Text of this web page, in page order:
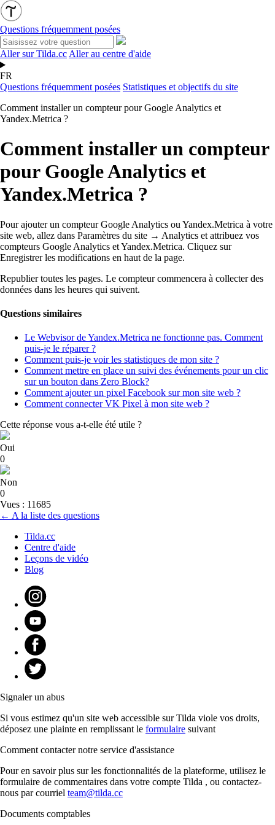
Questions fréquemment posées
Aller sur Tilda.cc Aller au centre d'aide
FR
Questions fréquemment posées Statistiques et objectifs du site
Comment installer un compteur pour Google Analytics et
Yandex.Metrica ?
Comment installer un compteur
pour Google Analytics et
Yandex.Metrica ?
Pour ajouter un compteur Google Analytics ou Yandex.Metrica à votre
site web, allez dans Paramètres du site → Analytics et attribuez vos
compteurs Google Analytics et Yandex.Metrica. Cliquez sur
Enregistrer les modifications en haut de la page.
Republier toutes les pages. Le compteur commencera à collecter des
données dans les heures qui suivent.
Questions similaires
Le Webvisor de Yandex.Metrica ne fonctionne pas. Comment
puis-je le réparer ?
Comment puis-je voir les statistiques de mon site ?
Comment mettre en place un suivi des événements pour un clic
sur un bouton dans Zero Block?
Comment ajouter un pixel Facebook sur mon site web ?
Comment connecter VK Pixel à mon site web ?
Cette réponse vous a-t-elle été utile ?
Oui
0
Non
0
Vues : 11685
← A la liste des questions
Tilda.cc
Centre d'aide
Leçons de vidéo
Blog
Signaler un abus
Si vous estimez qu'un site web accessible sur Tilda viole vos droits,
déposez une plainte en remplissant le formulaire suivant
Comment contacter notre service d'assistance
Pour en savoir plus sur les fonctionnalités de la plateforme, utilisez le
formulaire de commentaires dans votre compte Tilda , ou contactez-
nous par courriel team@tilda.cc
Documents comptables